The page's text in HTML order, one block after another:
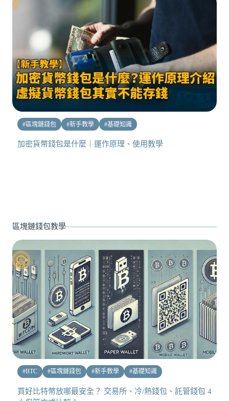
#區塊鏈錢包 #新手教學 #基礎知識
加密貨幣錢包是什麼｜運作原理、使用教學
區塊鏈錢包教學
#BTC #區塊鏈錢包 #新手教學 #基礎知識
買好比特幣放哪最安全？ 交易所、冷/熱錢包、託管錢包 4